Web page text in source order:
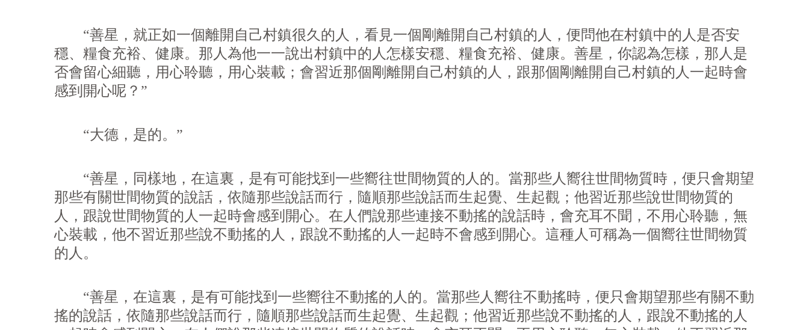
“善星，就正如一個離開自己村鎮很久的人，看見一個剛離開自己村鎮的人，便問他在村鎮中的人是否安
穩、糧食充裕、健康。那人為他一一說出村鎮中的人怎樣安穩、糧食充裕、健康。善星，你認為怎樣，那人是
否會留心細聽，用心聆聽，用心裝載；會習近那個剛離開自己村鎮的人，跟那個剛離開自己村鎮的人一起時會
感到開心呢？”
“大德，是的。”
“善星，同樣地，在這裏，是有可能找到一些嚮往世間物質的人的。當那些人嚮往世間物質時，便只會期望
那些有關世間物質的說話，依隨那些說話而行，隨順那些說話而生起覺、生起觀；他習近那些說世間物質的
人，跟說世間物質的人一起時會感到開心。在人們說那些連接不動搖的說話時，會充耳不聞，不用心聆聽，無
心裝載，他不習近那些說不動搖的人，跟說不動搖的人一起時不會感到開心。這種人可稱為一個嚮往世間物質
的人。
“善星，在這裏，是有可能找到一些嚮往不動搖的人的。當那些人嚮往不動搖時，便只會期望那些有關不動
搖的說話，依隨那些說話而行，隨順那些說話而生起覺、生起觀；他習近那些說不動搖的人，跟說不動搖的人